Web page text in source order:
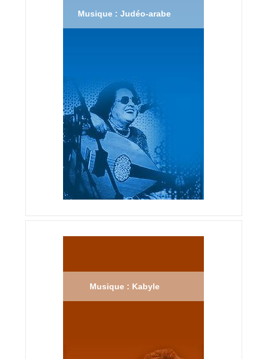
Musique : Judéo-arabe
Musique : Kabyle